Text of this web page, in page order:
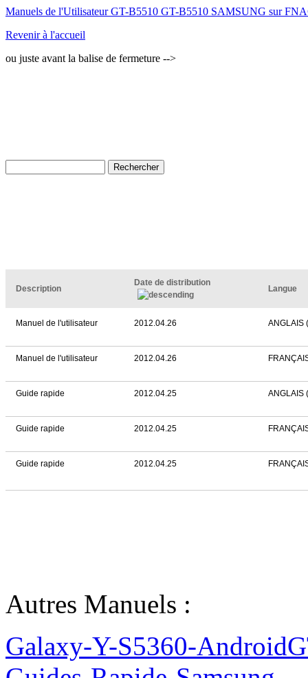
Manuels de l'Utilisateur GT-B5510 GT-B5510 SAMSUNG sur
Revenir à l'accueil
ou juste avant la balise de fermeture -->
Description
Date de distribution
Langue
Manuel de l'utilisateur 2012.04.26 ANGLAIS
Manuel de l'utilisateur 2012.04.26
Guide rapide 2012.04.25 ANGLAIS
Guide rapide 2012.04.25
Guide rapide 2012.04.25
Autres Manuels :
Galaxy-Y-S5360-